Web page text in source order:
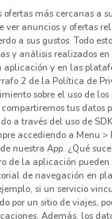
más cercanas a
ver anuncios y ofertas
a sus gustos. Todo
y análisis realizados en
y en las
2 de la Política de
sobre el uso de
tus datos
a través del uso de
accediendo a Menu >
nuestra App. ¿Qué
de la aplicación
de navegación en
si un servicio
por un sitio de viajes,
Además, los